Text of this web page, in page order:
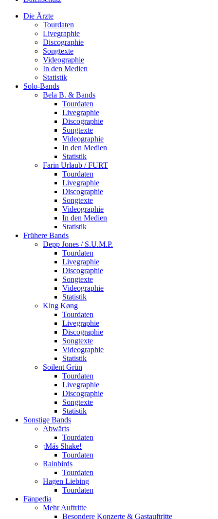
Die Ärzte
Tourdaten
Livegraphie
Discographie
Songtexte
Videographie
In den Medien
Statistik
Solo-Bands
Bela B. & Bands
Tourdaten
Livegraphie
Discographie
Songtexte
Videographie
In den Medien
Statistik
Farin Urlaub / FURT
Tourdaten
Livegraphie
Discographie
Songtexte
Videographie
In den Medien
Statistik
Frühere Bands
Depp Jones / S.U.M.P.
Tourdaten
Livegraphie
Discographie
Songtexte
Videographie
Statistik
King Køng
Tourdaten
Livegraphie
Discographie
Songtexte
Videographie
Statistik
Soilent Grün
Tourdaten
Livegraphie
Discographie
Songtexte
Statistik
Sonstige Bands
Abwärts
Tourdaten
¡Más Shake!
Tourdaten
Rainbirds
Tourdaten
Hagen Liebing
Tourdaten
Fänpedia
Mehr Auftritte
Besondere Konzerte & Gastauftritte